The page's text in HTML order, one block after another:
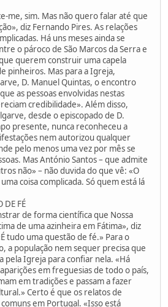
me, sim. Mas não quero falar até que
diz Fernando Pires. As relações
Há uns meses ainda se
o pároco de São Marcos da Serra e
querem construir uma capela
pinheiros. Mas para a Igreja,
D. Manuel Quintas, o encontro
as pessoas envolvidas nestas
credibilidade». Além disso,
desde o episcopado de D.
presente, nunca reconheceu a
nem autorizou qualquer
pelo menos uma vez por mês se
Mas António Santos – que admite
não» – não duvida do que vê: «O
coisa complicada. Só quem está lá
DE FÉ
de forma científica que Nossa
de uma azinheira em Fátima», diz
tudo uma questão de fé.» Para o
a população nem sequer precisa que
pela Igreja para confiar nela. «Há
em freguesias de todo o país,
em tradições e passam a fazer
Certo é que os relatos de
em Portugal. «Isso está